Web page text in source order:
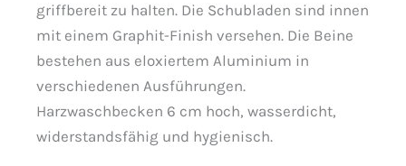
griffbereit zu halten. Die Schubladen sind innen
mit einem Graphit-Finish versehen. Die Beine
bestehen aus eloxiertem Aluminium in
verschiedenen Ausführungen.
Harzwaschbecken 6 cm hoch, wasserdicht,
widerstandsfähig und hygienisch.